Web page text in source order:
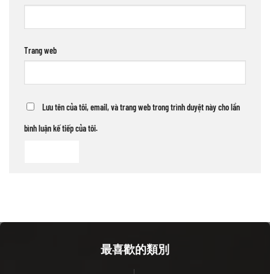
Trang web
Lưu tên của tôi, email, và trang web trong trình duyệt này cho lần
bình luận kế tiếp của tôi.
最喜歡的類別